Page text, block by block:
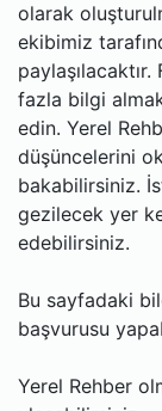
olarak
ekibimiz
fazla bilgi
edin. Yerel
düşüncelerini
bakabilirsiniz.
gezilecek yer
edebilirsiniz.
Bu sayfadaki
başvurusu
Yerel Rehber